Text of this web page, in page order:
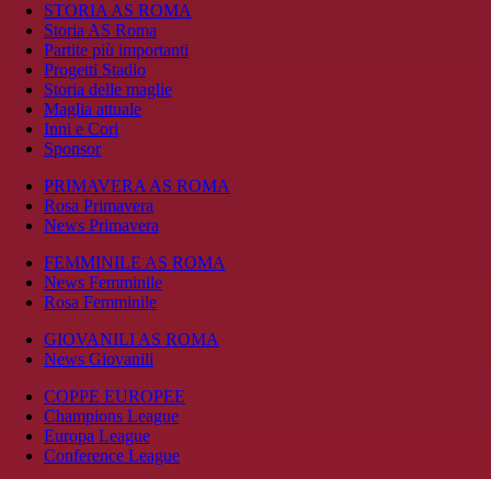
STORIA AS ROMA
Storia AS Roma
Partite più importanti
Progetti Stadio
Storia delle maglie
Maglia attuale
Inni e Cori
Sponsor
PRIMAVERA AS ROMA
Rosa Primavera
News Primavera
FEMMINILE AS ROMA
News Femminile
Rosa Femminile
GIOVANILI AS ROMA
News Giovanili
COPPE EUROPEE
Champions League
Europa League
Conference League